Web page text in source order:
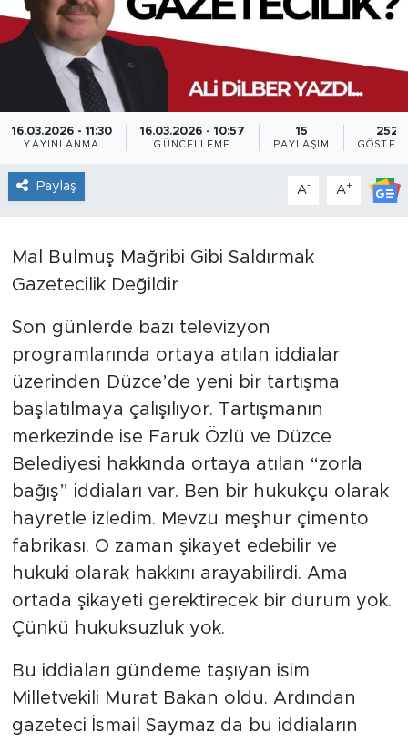
16.03.2026 - 11:30
YAYINLANMA
16.03.2026 - 10:57
GÜNCELLEME
15
PAYLAŞIM
252
Paylaş A- A+
Mal Bulmuş Mağribi Gibi Saldırmak
Gazetecilik Değildir
Son günlerde bazı televizyon
programlarında ortaya atılan iddialar
üzerinden Düzce’de yeni bir tartışma
başlatılmaya çalışılıyor. Tartışmanın
merkezinde ise Faruk Özlü ve Düzce
Belediyesi hakkında ortaya atılan “zorla
bağış” iddiaları var. Ben bir hukukçu olarak
hayretle izledim. Mevzu meşhur çimento
fabrikası. O zaman şikayet edebilir ve
hukuki olarak hakkını arayabilirdi. Ama
ortada şikayeti gerektirecek bir durum yok.
Çünkü hukuksuzluk yok.
Bu iddiaları gündeme taşıyan isim
Milletvekili Murat Bakan oldu. Ardından
gazeteci İsmail Saymaz da bu iddiaların